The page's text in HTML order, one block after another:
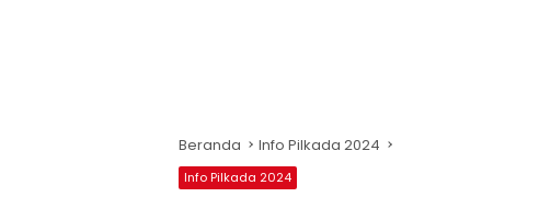
Beranda Info Pilkada 2024
Info Pilkada 2024